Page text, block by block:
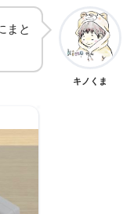
まと
キノくま